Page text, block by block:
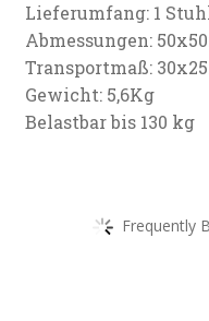
Lieferumfang: 1
Abmessungen:
Transportmaß:
Gewicht: 5,6Kg
Belastbar bis 130 kg
Frequently